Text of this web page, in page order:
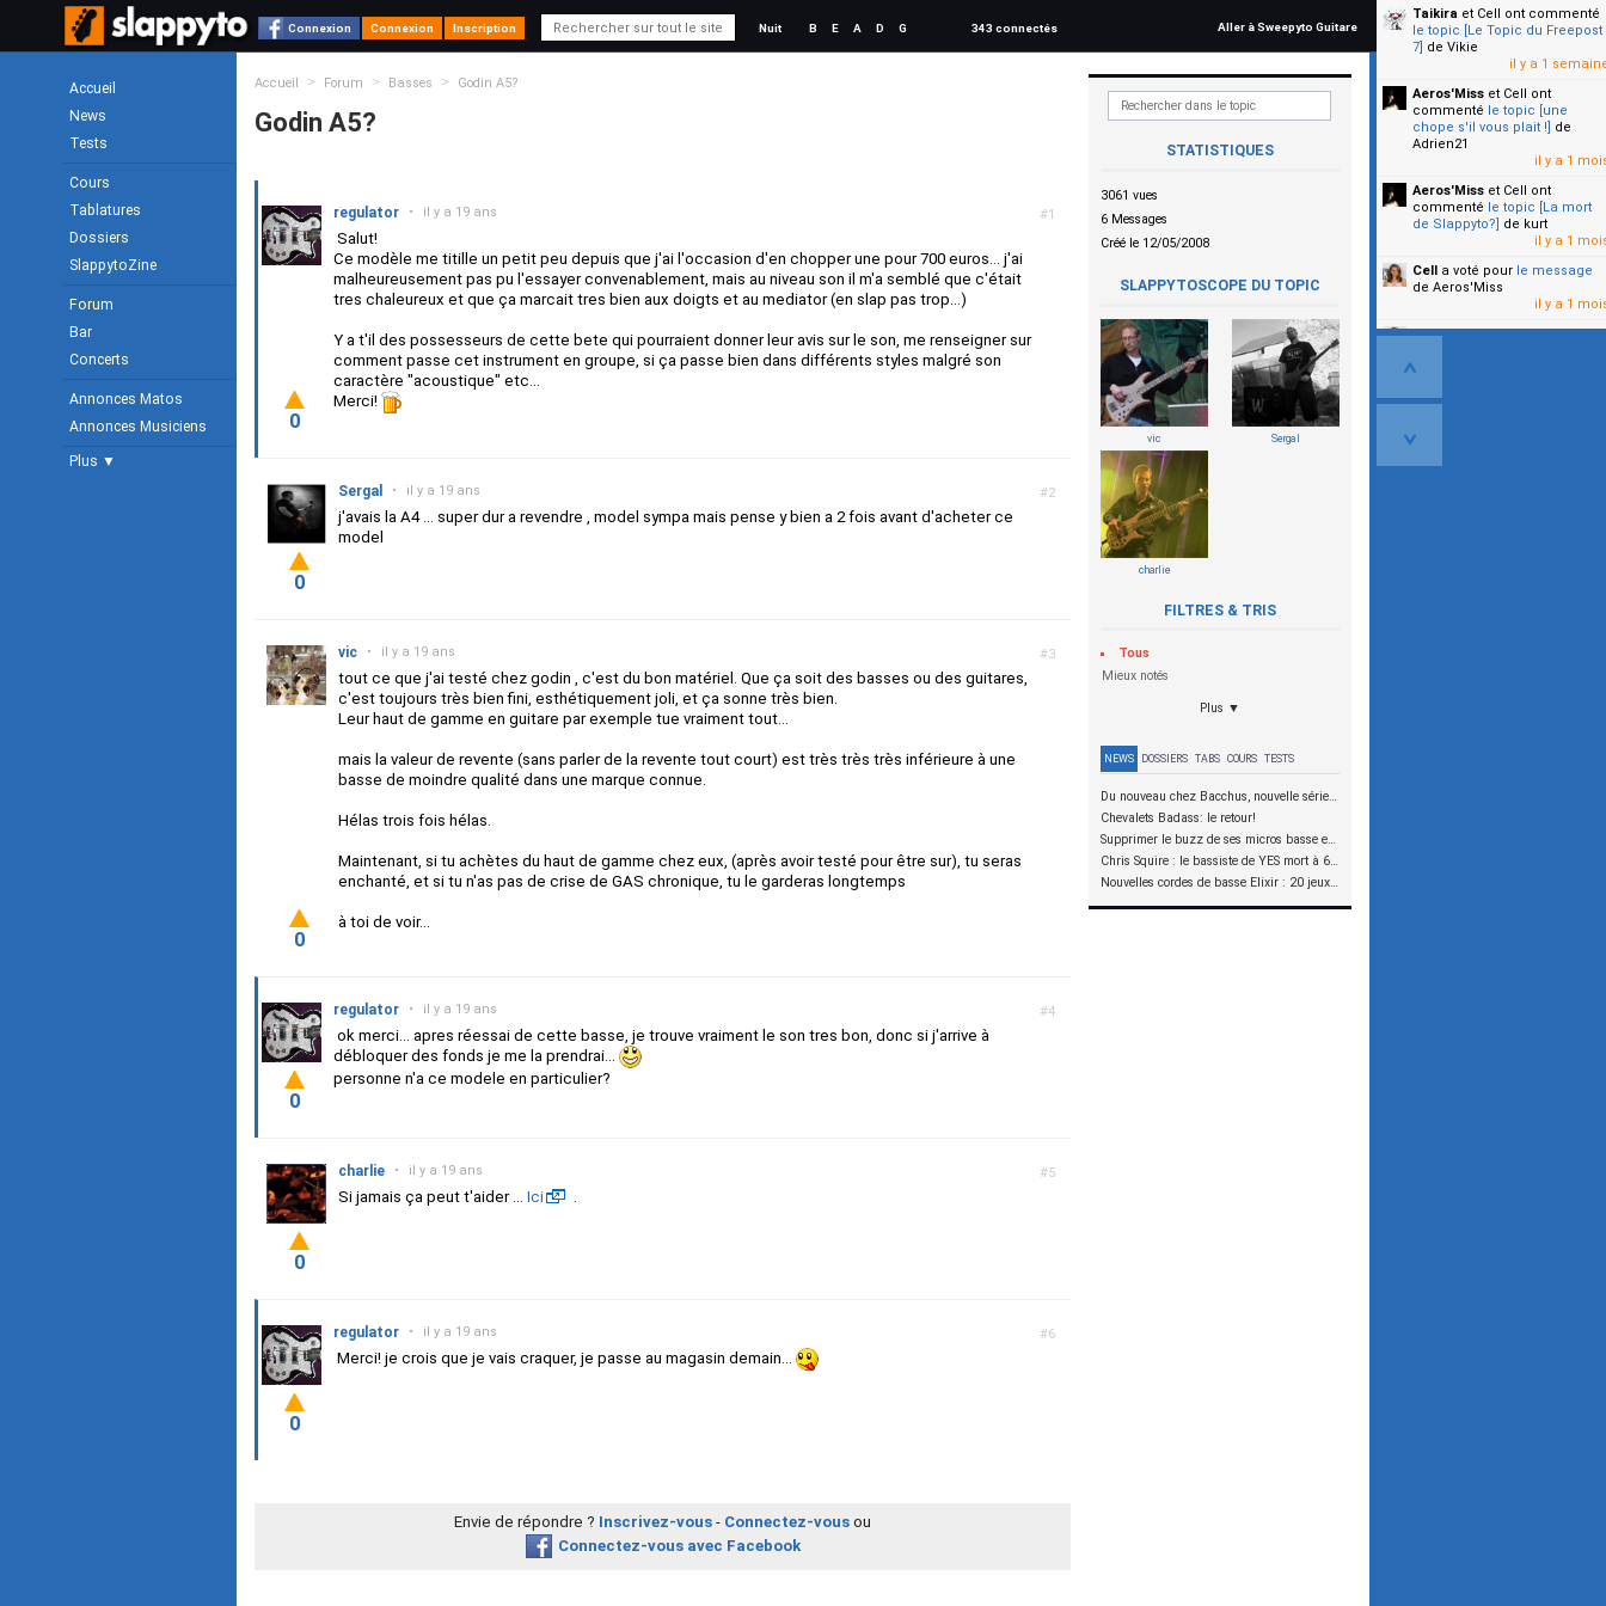
Connexion Connexion Inscription Nuit B E A D G 343 connectés Aller à Sweepyto Guitare
Accueil
News
Tests
Cours
Tablatures
Dossiers
SlappytoZine
Forum
Bar
Concerts
Annonces Matos
Annonces Musiciens
Plus ▼
Accueil > Forum > Basses > Godin A5?
Godin A5?
STATISTIQUES
3061 vues
6 Messages
Créé le 12/05/2008
SLAPPYTOSCOPE DU TOPIC
vic Sergal
charlie
FILTRES & TRIS
Tous
Mieux notés
Plus ▼
NEWS DOSSIERS TABS COURS TESTS
Du nouveau chez Bacchus, nouvelle série SCD
Chevalets Badass: le retour!
Supprimer le buzz de ses micros basse en reliant les aimants à la masse
Chris Squire : le bassiste de YES mort à 67 ans
Nouvelles cordes de basse Elixir : 20 jeux à tester !
#1
regulator • il y a 19 ans
Salut!
Ce modèle me titille un petit peu depuis que j'ai l'occasion d'en chopper une pour 700 euros... j'ai
malheureusement pas pu l'essayer convenablement, mais au niveau son il m'a semblé que c'était
tres chaleureux et que ça marcait tres bien aux doigts et au mediator (en slap pas trop...)
Y a t'il des possesseurs de cette bete qui pourraient donner leur avis sur le son, me renseigner sur
comment passe cet instrument en groupe, si ça passe bien dans différents styles malgré son
caractère "acoustique" etc...
Merci!
0
#2
Sergal • il y a 19 ans
j'avais la A4 ... super dur a revendre , model sympa mais pense y bien a 2 fois avant d'acheter ce
model
0
#3
vic • il y a 19 ans
tout ce que j'ai testé chez godin , c'est du bon matériel. Que ça soit des basses ou des guitares,
c'est toujours très bien fini, esthétiquement joli, et ça sonne très bien.
Leur haut de gamme en guitare par exemple tue vraiment tout...
mais la valeur de revente (sans parler de la revente tout court) est très très très inférieure à une
basse de moindre qualité dans une marque connue.
Hélas trois fois hélas.
Maintenant, si tu achètes du haut de gamme chez eux, (après avoir testé pour être sur), tu seras
enchanté, et si tu n'as pas de crise de GAS chronique, tu le garderas longtemps
à toi de voir...
0
#4
regulator • il y a 19 ans
ok merci... apres réessai de cette basse, je trouve vraiment le son tres bon, donc si j'arrive à
débloquer des fonds je me la prendrai...
personne n'a ce modele en particulier?
0
#5
charlie • il y a 19 ans
Si jamais ça peut t'aider ... Ici .
0
#6
regulator • il y a 19 ans
Merci! je crois que je vais craquer, je passe au magasin demain...
0
Envie de répondre ? Inscrivez-vous - Connectez-vous ou
Connectez-vous avec Facebook
Taikira et Cell ont commenté
le topic [Le Topic du Freepost
7] de Vikie
il y a 1
Aeros'Miss et Cell ont
commenté le topic [une
chope s'il vous plait !] de
Adrien21
il y a 1
Aeros'Miss et Cell ont
commenté le topic [La mort
de Slappyto?] de kurt
il y a 1
Cell a voté pour le message
de Aeros'Miss
il y a 1
Cella voté pourle message